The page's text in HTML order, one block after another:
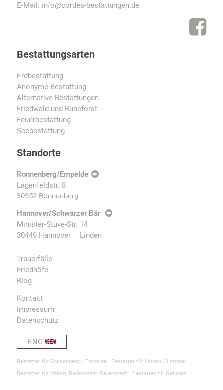
E-Mail: info@cordes-bestattungen.de
Bestattungsarten
Erdbestattung
Anonyme Bestattung
Alternative Bestattungen
Friedwald und Ruheforst
Feuerbestattung
Seebestattung
Standorte
Ronnenberg/Empelde
Lägenfeldstr. 8
30952 Ronnenberg
Hannover/Schwarzer Bär
Minister-Stüve-Str. 14
30449 Hannover – Linden
Trauerfälle
Friedhöfe
Blog
Kontakt
Impressum
Datenschutz
ENG
Bestatter für Ronnenberg / Empelde
Bestatter für Linden / Limmer
Bestatter für Ahlem, Badenstedt, Davenstedt
Bestatter für Gehrden